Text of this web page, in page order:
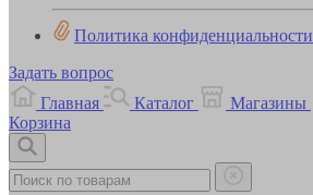
Политика конфиденциальности
Задать вопрос
Главная
Каталог Магазины
Корзина